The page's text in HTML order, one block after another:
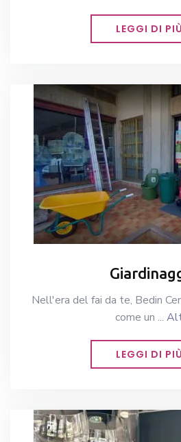
LEGGI DI PIÙ
Nell'era del fai da te, Bedin
come un ...
LEGGI DI PIÙ